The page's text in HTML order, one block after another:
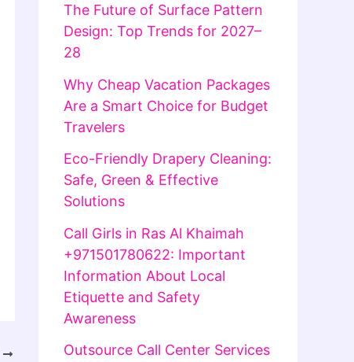
The Future of Surface Pattern
Design: Top Trends for 2027–
28
Why Cheap Vacation Packages
Are a Smart Choice for Budget
Travelers
Eco-Friendly Drapery Cleaning:
Safe, Green & Effective
Solutions
Call Girls in Ras Al Khaimah
+971501780622: Important
Information About Local
Etiquette and Safety
Awareness
Outsource Call Center Services